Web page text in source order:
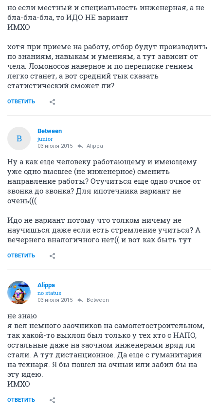
но если местный и специальность инженерная, а не
бла-бла-бла, то ИДО НЕ вариант
ИМХО
хотя при приеме на работу, отбор будут производить
по знаниям, навыкам и умениям, а тут зависит от
чела. Ломоносов наверное и по переписке гением
легко станет, а вот средний тык сказать
статистический сможет ли?
ОТВЕТИТЬ
B
Between
junior
03 июля 2015 Alippa
Ну а как еще человеку работающему и имеющему
уже одно высшее (не инженерное) сменить
направление работы? Отучиться еще одно очное от
звонка до звонка? Для ипотечника вариант не
очень(((
Идо не вариант потому что толком ничему не
научишься даже если есть стремление учиться? А
вечернего вналогичного нет(( и вот как быть тут
ОТВЕТИТЬ
Alippa
no status
03 июля 2015 Between
не знаю
я вел немного заочников на самолетостроительном,
так какой-то выхлоп был только у тех кто с НАПО,
остальные даже на заочном инженерами вряд ли
стали. А тут дистанционное. Да еще с гуманитария
на технаря. Я бы пошел на очный или забил бы на
эту идею.
ИМХО
ОТВЕТИТЬ